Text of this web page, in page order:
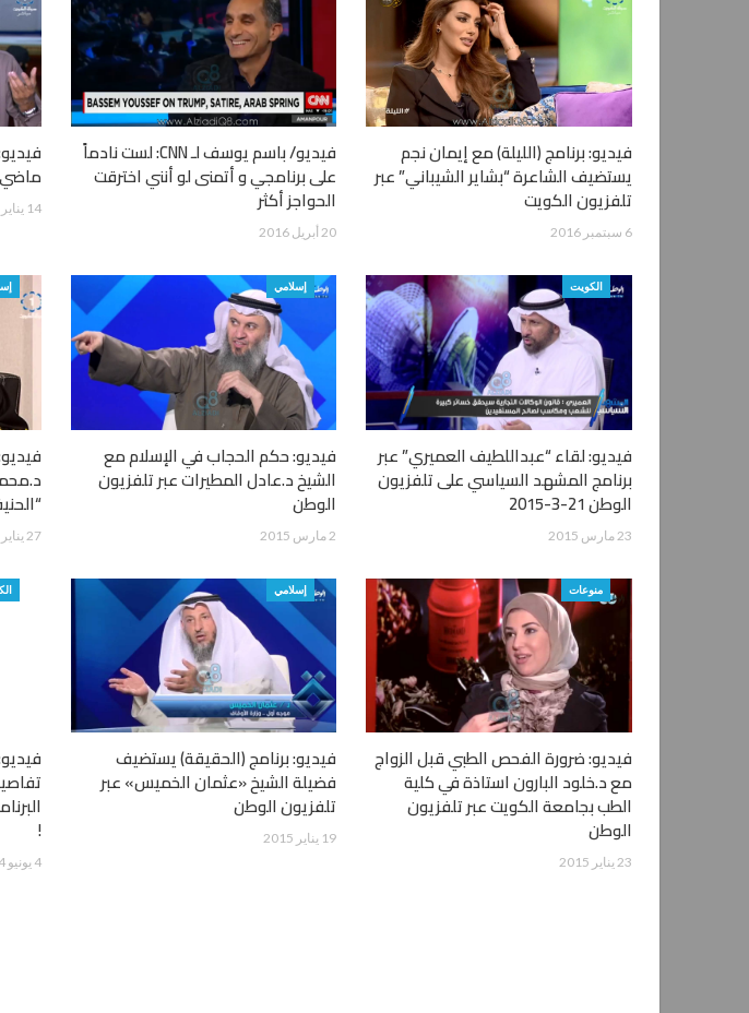
فيديو: برنامج (الليلة) مع إيمان نجم
يستضيف الشاعرة “بشاير الشيباني” عبر
تلفزيون الكويت
6 سبتمبر 2016
فيديو/ باسم يوسف لـ CNN: لست نادماً
على برنامجي و أتمنى لو أنني اخترقت
الحواجز أكثر
20 أبريل 2016
14 يناير 2016
الكويت
فيديو: لقاء “عبداللطيف العميري” عبر
برنامج المشهد السياسي على تلفزيون
الوطن 21-3-2015
23 مارس 2015
إسلامي
فيديو: حكم الحجاب في الإسلام مع
الشيخ د.عادل المطيرات عبر تلفزيون
الوطن
2 مارس 2015 27 يناير 2015
منوعات
فيديو: ضرورة الفحص الطبي قبل الزواج
مع د.خلود البارون استاذة في كلية
الطب بجامعة الكويت عبر تلفزيون
الوطن
23 يناير 2015
إسلامي
فيديو: برنامج (الحقيقة) يستضيف
فضيلة الشيخ «عثمان الخميس» عبر
تلفزيون الوطن
19 يناير 2015 !
4 يونيو 2014